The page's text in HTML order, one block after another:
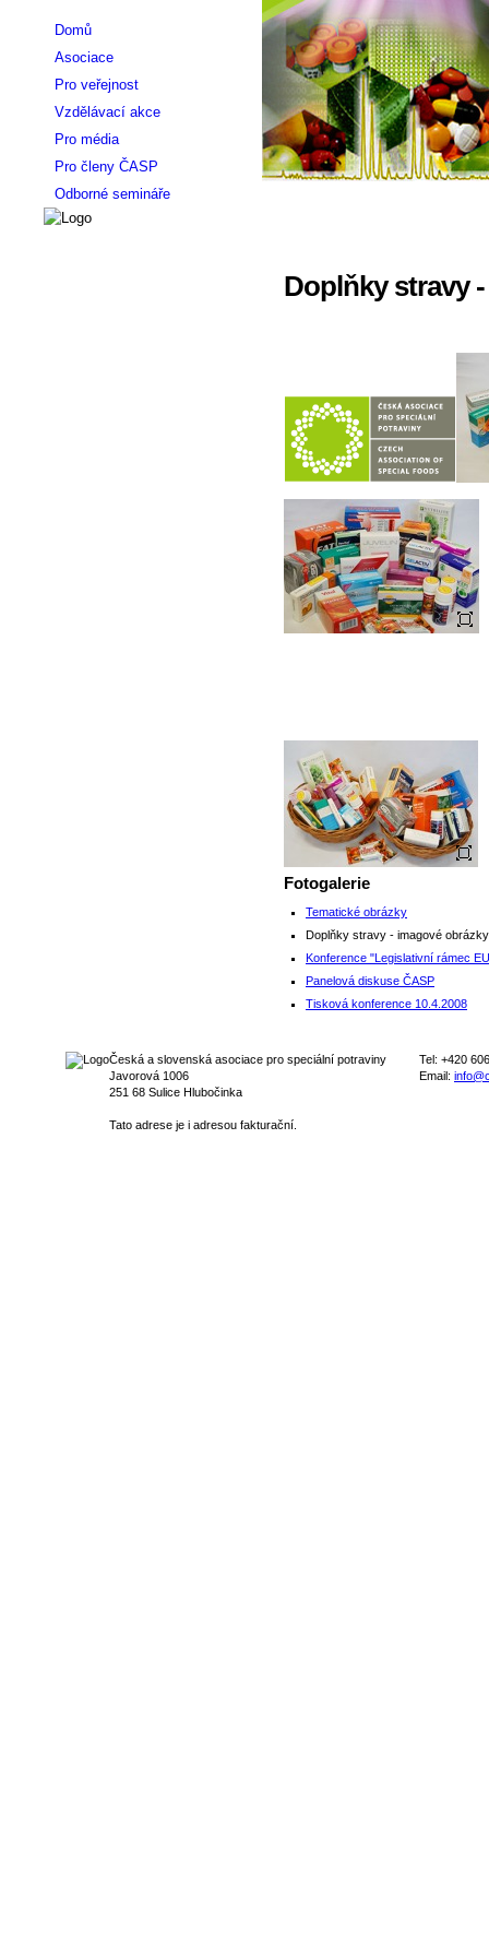
Doplňky stravy
Fotogalerie
Tematické obrázky
Doplňky stravy - imagové obrázky
Konference "Legislativní rámec
Panelová diskuse ČASP
Tisková konference 10.4.2008
Domů
Asociace
Pro veřejnost
Vzdělávací akce
Pro média
Pro členy ČASP
Odborné semináře
Česká a slovenská asociace pro speciální potraviny
Javorová 1006
251 68 Sulice Hlubočinka
Tato adrese je i adresou fakturační.
Tel: +420
Email: